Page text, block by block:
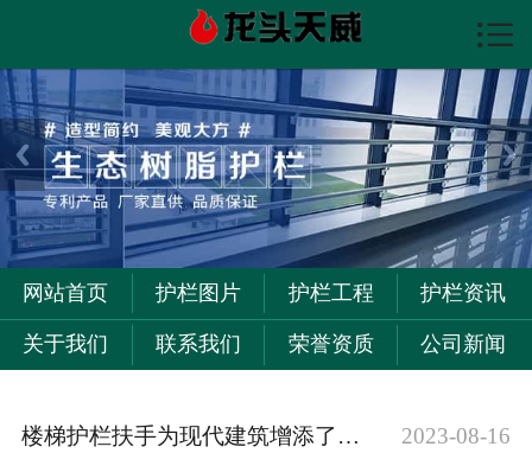

护栏图片
护栏资讯
护栏工程
关于我们
联系我们

网站首页 护栏图片 护栏工程 护栏资讯
关于我们 联系我们 荣誉资质 公司新闻
楼梯护栏扶手为现代建筑增添了哪些美感？ 2023-08-16